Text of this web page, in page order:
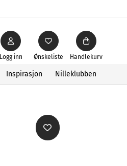
Ønskeliste
Logg inn Handlekurv
Inspirasjon Nilleklubben